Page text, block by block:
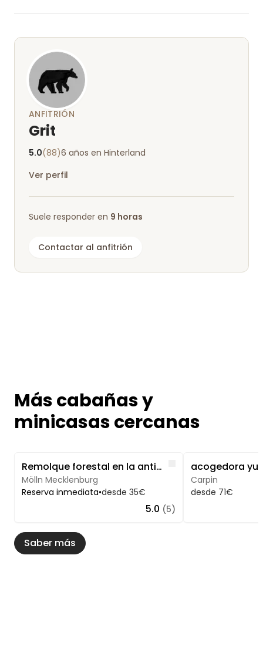
tranquilo y relajado. Grit es muy servicial y se
aseguró de que todo estaba bien.
ANFITRIÓN
Grit
5.0(88)6 años en Hinterland
Ver perfil
Suele responder en 9 horas
Contactar al anfitrión
Más cabañas y
minicasas cercanas
Remolque forestal en la antigua casa del cuidador (con calefacción)
Mölln Mecklenburg
Reserva inmediata•desde 35€
Like
5.0 (5)
Carpin
desde 71€
Saber más